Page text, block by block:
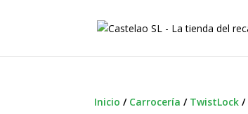
Inicio / Carrocería / TwistLock /